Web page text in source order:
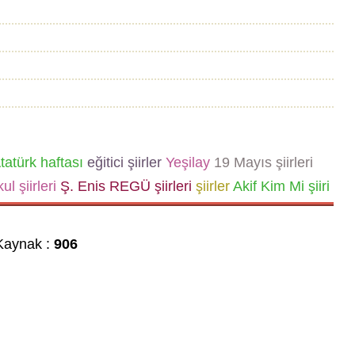
haftası eğitici şiirler Yeşilay 19 Mayıs şiirleri
şiirleri Ş. Enis REGÜ şiirleri şiirler Akif Kim Mi şiiri
:906